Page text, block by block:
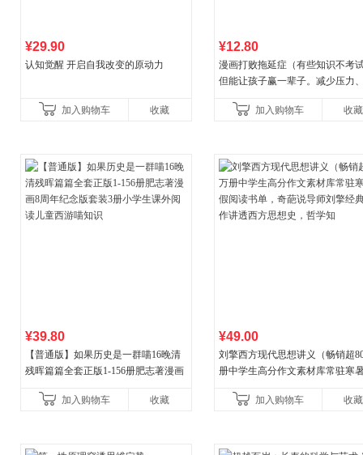
¥29.90
认知觉醒 开启自我改变的原动力
加入购物车 收藏
¥12.80
漫画打败拖延症（有些知识不考
但能让孩子赢一辈子。减少压力
合“小行动”触发大脑行动开
加入购物车 收藏
¥39.80
【普通版】如果历史是一群喵16晚清
残晖篇篇全套正版1-156册肥志著漫画
儿童西游喵知识
加入购物车 收藏
¥49.00
刘擎西方现代思想讲义（畅销超
册中学生高分作文素材库常驻寒
讲透西方思想史，哲学知
加入购物车 收藏